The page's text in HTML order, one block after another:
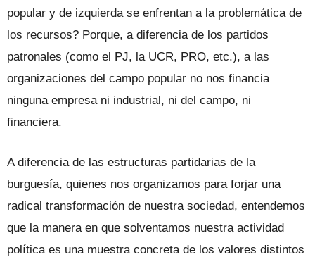
popular y de izquierda se enfrentan a la problemática de
los recursos? Porque, a diferencia de los partidos
patronales (como el PJ, la UCR, PRO, etc.), a las
organizaciones del campo popular no nos financia
ninguna empresa ni industrial, ni del campo, ni
financiera.
A diferencia de las estructuras parti­darias de la
burguesía, quienes nos orga­nizamos para forjar una
radical transfor­mación de nuestra sociedad, entendemos
que la manera en que solventamos nuestra actividad
política es una muestra concre­ta de los valores distintos